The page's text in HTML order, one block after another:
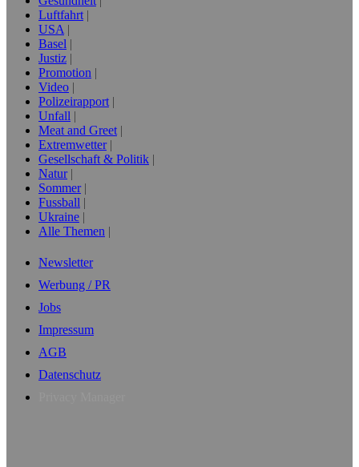
Luftfahrt
USA
Basel
Justiz
Promotion
Video
Polizeirapport
Unfall
Meat and Greet
Extremwetter
Gesellschaft & Politik
Natur
Sommer
Fussball
Ukraine
Alle Themen
Newsletter
Werbung / PR
Jobs
Impressum
AGB
Datenschutz